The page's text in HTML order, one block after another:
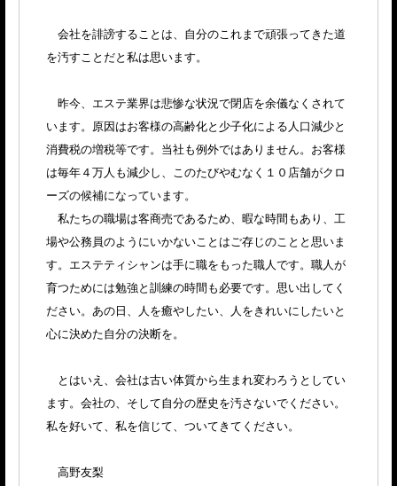
会社を誹謗することは、自分のこれまで頑張ってきた道
を汚すことだと私は思います。
昨今、エステ業界は悲惨な状況で閉店を余儀なくされて
います。原因はお客様の高齢化と少子化による人口減少と
消費税の増税等です。当社も例外ではありません。お客様
は毎年４万人も減少し、このたびやむなく１０店舗がクロ
ーズの候補になっています。
私たちの職場は客商売であるため、暇な時間もあり、工
場や公務員のようにいかないことはご存じのことと思いま
す。エステティシャンは手に職をもった職人です。職人が
育つためには勉強と訓練の時間も必要です。思い出してく
ださい。あの日、人を癒やしたい、人をきれいにしたいと
心に決めた自分の決断を。
とはいえ、会社は古い体質から生まれ変わろうとしてい
ます。会社の、そして自分の歴史を汚さないでください。
私を好いて、私を信じて、ついてきてください。
高野友梨